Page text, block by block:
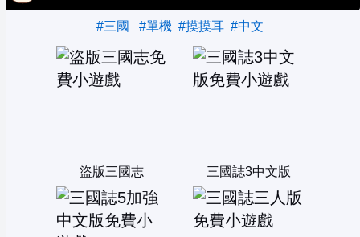
#三國 #單機 #摸摸耳 #中文
盜版三國志 三國誌3中文版